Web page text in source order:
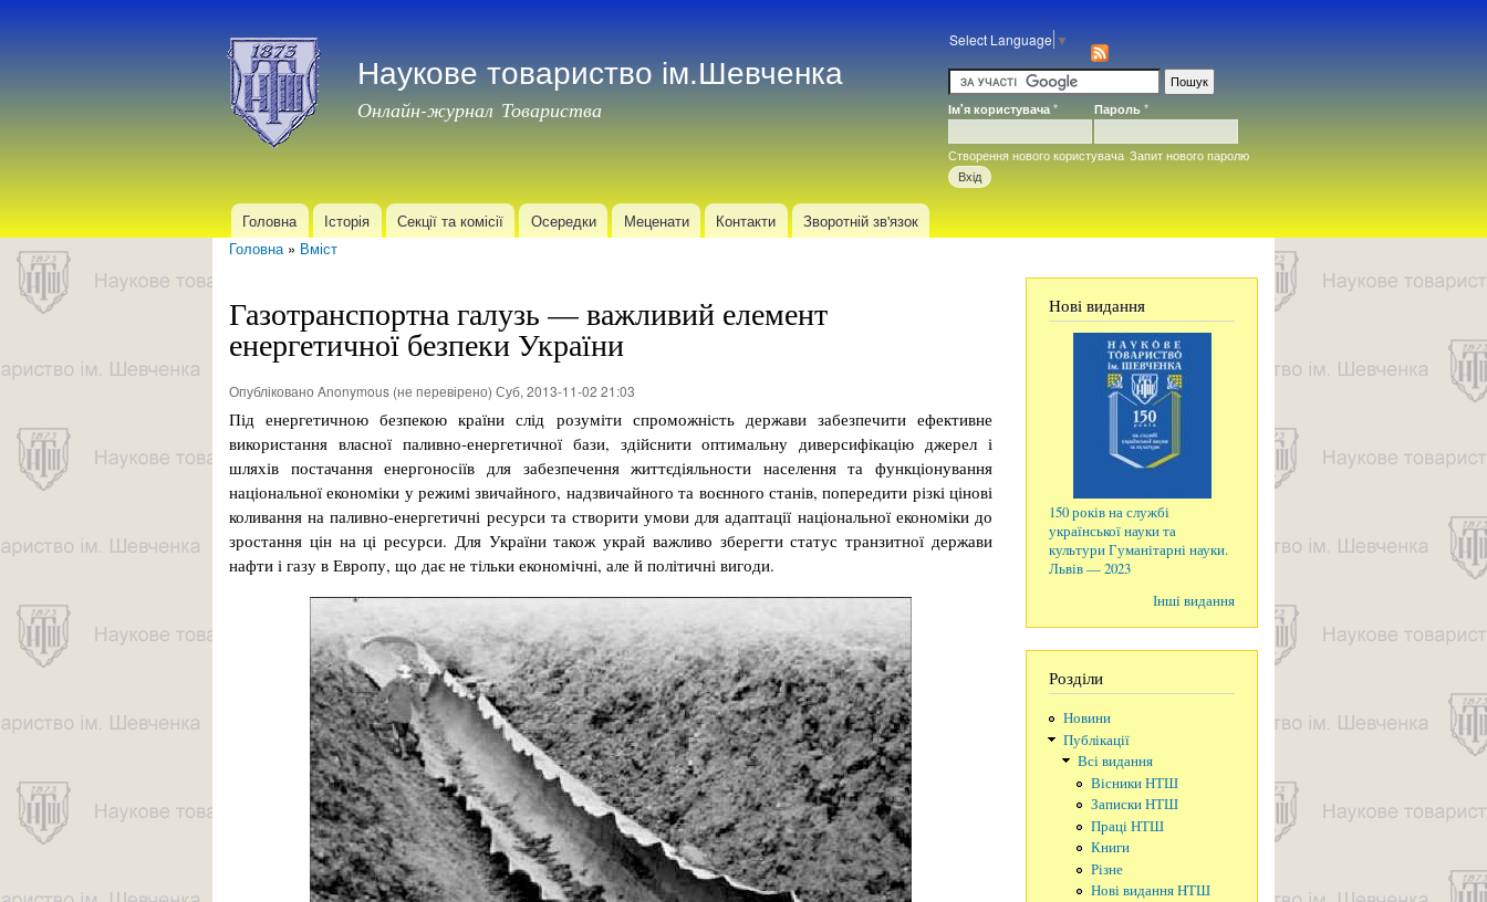
основного
матеріалу
Наукове товариство ім.Шевченка
Онлайн-журнал Товариства
Select Language ▼
Вхід
Ім'я користувача* Пароль*
Створення нового користувача Запит нового паролю
Головне меню
Головна Історія Секції та комісії Осередки Меценати Контакти Зворотній зв'язок
Головна» Вміст
Газотранспортна галузь — важливий елемент
енергетичної безпеки України
Опубліковано Anonymous (не перевірено) Суб, 2013-11-02 21:03
Під енергетичною безпекою країни слід розумі­ти спроможність держави забезпечити ефективне
використання власної паливно-енергетичної бази, здійснити оптимальну диверсифікацію джерел і
шляхів постачання енергоносіїв для забезпечення життєдіяльности населення та функціонування
національної економіки у режимі звичайного, над­звичайного та воєнного станів, попередити різкі цінові
коливання на паливно-енергетичні ресурси та створити умови для адаптації національної еко­номіки до
зростання цін на ці ресурси. Для Укра­їни також украй важливо зберегти статус тран­зитної держави
нафти і газу в Европу, що дає не тільки економічні, але й політичні вигоди.
Нові видання
150 років на службі
української науки та
культури Гуманітарні науки.
Львів — 2023
Інші видання
Розділи
Новини
Публікації
Всі видання
Вісники НТШ
Записки НТШ
Праці НТШ
Книги
Різне
Нові видання НТШ